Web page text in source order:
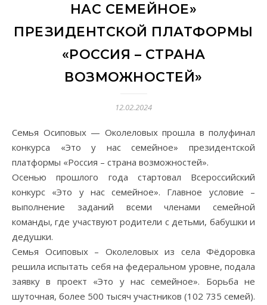
НАС СЕМЕЙНОЕ»
ПРЕЗИДЕНТСКОЙ ПЛАТФОРМЫ
«РОССИЯ – СТРАНА
ВОЗМОЖНОСТЕЙ»
12.02.2024
Семья Осиповых — Околеловых прошла в полуфинал
конкурса «Это у нас семейное» президентской
платформы «Россия – страна возможностей».
Осенью прошлого года стартовал Всероссийский
конкурс «Это у нас семейное». Главное условие –
выполнение заданий всеми членами семейной
команды, где участвуют родители с детьми, бабушки и
дедушки.
Семья Осиповых – Околеловых из села Фёдоровка
решила испытать себя на федеральном уровне, подала
заявку в проект «Это у нас семейное». Борьба не
шуточная, более 500 тысяч участников (102 735 семей).